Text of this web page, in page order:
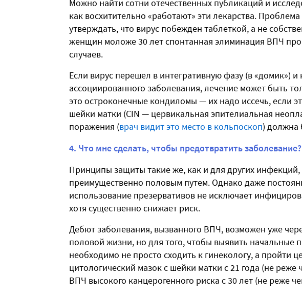
Можно найти сотни отечественных публикаций и
как восхитительно «работают» эти лекарства.
утверждать, что вирус побежден таблеткой, а не
женщин моложе 30 лет спонтанная элиминация ВПЧ
случаев.
Если вирус перешел в интегративную фазу (в «домик»)
ассоциированного заболевания, лечение может быть
это остроконечные кондиломы — их надо иссечь, если
шейки матки (CIN — цервикальная эпителиальная
поражения (врач видит это место в кольпоскоп) должна
4. Что мне сделать, чтобы предотвратить заболевание?
Принципы защиты такие же, как и для других
преимущественно половым путем. Однако даже
использование презервативов не исключает
хотя существенно снижает риск.
Дебют заболевания, вызванного ВПЧ, возможен уже
половой жизни, но для того, чтобы выявить начальные
необходимо не просто сходить к гинекологу, а пройти
цитологический мазок с шейки матки с 21 года (не реже
ВПЧ высокого канцерогенного риска с 30 лет (не реже